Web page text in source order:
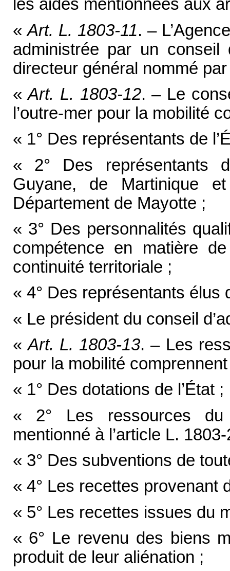
les aides mentionnées aux
«Art. L. 1803-11. –
administrée par un conseil
directeur général nommé
«Art. L. 1803-12. – Le
l’outre-mer pour la mobilité
« 1° Des représentants de
« 2° Des représentants
Guyane, de Martinique
Département de Mayotte ;
« 3° Des personnalités
compétence en matière
continuité territoriale ;
« 4° Des représentants élus
« Le président du conseil
«Art. L. 1803-13. – Les
pour la mobilité
« 1° Des dotations de l’État ;
« 2° Les ressources du
mentionné à l’article L.
« 3° Des subventions de
« 4° Les recettes provenant
« 5° Les recettes issues du
« 6° Le revenu des biens
produit de leur aliénation ;